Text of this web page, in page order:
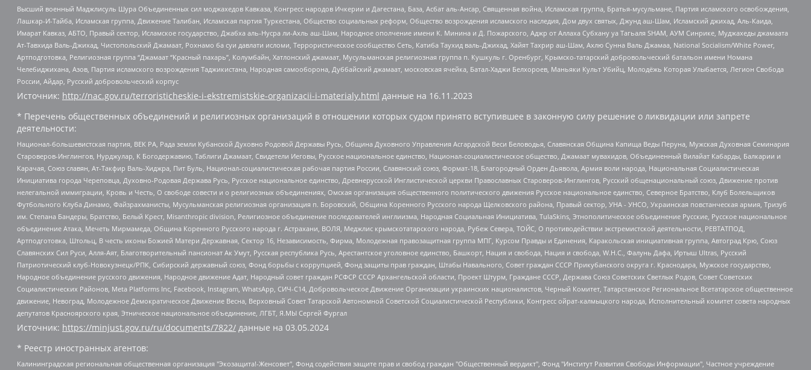
Высший военный Маджлисуль Шура Объединенных сил моджахедов Кавказа, Конгресс народов Ичкерии и Дагестана, База, Асбат аль-Ансар, Священная война, Исламская группа, Братья-мусульмане, Партия исламского освобождения,
Лашкар-И-Тайба, Исламская группа, Движение Талибан, Исламская партия Туркестана, Общество социальных реформ, Общество возрождения исламского наследия, Дом двух святых, Джунд аш-Шам, Исламский джихад, Аль-Каида,
Имарат Кавказ, АБТО, Правый сектор, Исламское государство, Джабха аль-Нусра ли-Ахль аш-Шам, Народное ополчение имени К. Минина и Д. Пожарского, Аджр от Аллаха Субхану уа Тагьаля SHAM, АУМ Синрике, Муджахеды джамаата
Ат-Тавхида Валь-Джихад, Чистопольский Джамаат, Рохнамо ба суи давлати исломи, Террористическое сообщество Сеть, Катиба Таухид валь-Джихад, Хайят Тахрир аш-Шам, Ахлю Сунна Валь Джамаа, National Socialism/White Power,
Артподготовка, Религиозная группа “Джамаат “Красный пахарь”, Колумбайн, Хатлонский джамаат, Мусульманская религиозная группа п. Кушкуль г. Оренбург, Крымско-татарский добровольческий батальон имени Номана
Челебиджихана, Азов, Партия исламского возрождения Таджикистана, Народная самооборона, Дуббайский джамаат, московская ячейка, Батал-Хаджи Белхороев, Маньяки Культ Убийц, Молодёжь Которая Улыбается, Легион Свобода
России, Айдар, Русский добровольческий корпус
Источник: http://nac.gov.ru/terroristicheskie-i-ekstremistskie-organizacii-i-materialy.html данные на 16.11.2023
* Перечень общественных объединений и религиозных организаций в отношении которых судом принято вступившее в законную силу решение о ликвидации или запрете
деятельности:
Национал-большевистская партия, ВЕК РА, Рада земли Кубанской Духовно Родовой Державы Русь, Община Духовного Управления Асгардской Веси Беловодья, Славянская Община Капища Веды Перуна, Мужская Духовная Семинария
Староверов-Инглингов, Нурджулар, К Богодержавию, Таблиги Джамаат, Свидетели Иеговы, Русское национальное единство, Национал-социалистическое общество, Джамаат мувахидов, Объединенный Вилайат Кабарды, Балкарии и
Карачая, Союз славян, Ат-Такфир Валь-Хиджра, Пит Буль, Национал-социалистическая рабочая партия России, Славянский союз, Формат-18, Благородный Орден Дьявола, Армия воли народа, Национальная Социалистическая
Инициатива города Череповца, Духовно-Родовая Держава Русь, Русское национальное единство, Древнерусской Инглистической церкви Православных Староверов-Инглингов, Русский общенациональный союз, Движение против
нелегальной иммиграции, Кровь и Честь, О свободе совести и о религиозных объединениях, Омская организация общественного политического движения Русское национальное единство, Северное Братство, Клуб Болельщиков
Футбольного Клуба Динамо, Файзрахманисты, Мусульманская религиозная организация п. Боровский, Община Коренного Русского народа Щелковского района, Правый сектор, УНА - УНСО, Украинская повстанческая армия, Тризуб
им. Степана Бандеры, Братство, Белый Крест, Misanthropic division, Религиозное объединение последователей инглиизма, Народная Социальная Инициатива, TulaSkins, Этнополитическое объединение Русские, Русское национальное
объединение Атака, Мечеть Мирмамеда, Община Коренного Русского народа г. Астрахани, ВОЛЯ, Меджлис крымскотатарского народа, Рубеж Севера, ТОЙС, О противодействии экстремистской деятельности, РЕВТАТПОД,
Артподготовка, Штольц, В честь иконы Божией Матери Державная, Сектор 16, Независимость, Фирма, Молодежная правозащитная группа МПГ, Курсом Правды и Единения, Каракольская инициативная группа, Автоград Крю, Союз
Славянских Сил Руси, Алля-Аят, Благотворительный пансионат Ак Умут, Русская республика Русь, Арестантское уголовное единство, Башкорт, Нация и свобода, Нация и свобода, W.H.С., Фалунь Дафа, Иртыш Ultras, Русский
Патриотический клуб-Новокузнецк/РПК, Сибирский державный союз, Фонд борьбы с коррупцией, Фонд защиты прав граждан, Штабы Навального, Совет граждан СССР Прикубанского округа г. Краснодара, Мужское государство,
Народное объединение русского движения, Народное движение Адат, Народный совет граждан РСФСР СССР Архангельской области, Проект Штурм, Граждане СССР, Держава Союз Советских Светлых Родов, Совет Советских
Социалистических Районов, Meta Platforms Inc, Facebook, Instagram, WhatsApp, СИЧ-С14, Добровольческое Движение Организации украинских националистов, Черный Комитет, Татарстанское Региональное Всетатарское общественное
движение, Невоград, Молодежное Демократическое Движение Весна, Верховный Совет Татарской Автономной Советской Социалистической Республики, Конгресс ойрат-калмыцкого народа, Исполнительный комитет совета народных
депутатов Красноярского края, Этническое национальное объединение, ЛГБТ, Я.МЫ Сергей Фургал
Источник: https://minjust.gov.ru/ru/documents/7822/ данные на 03.05.2024
* Реестр иностранных агентов:
Калининградская региональная общественная организация "Экозащита!-Женсовет", Фонд содействия защите прав и свобод граждан "Общественный вердикт", Фонд "Институт Развития Свободы Информации", Частное учреждение "Информационное агентство МЕМО. РУ", Региональная общественная организация "Общественная комиссия по сохранению наследия академика Сахарова", Фонд поддержки свободы прессы, Санкт-Петербургская общественная правозащитная организация "Гражданский контроль", Межрегиональная общественная организация "Информационно-просветительский центр "Мемориал", Региональный Фонд "Центр Защиты Прав Средств Массовой Информации", с 05.12.2023 Фонд "Центр Защиты Прав Средств массовой информации", Региональная общественная благотворительная организация помощи беженцам и мигрантам "Гражданское содействие", Негосударственное образовательное учреждение дополнительного профессионального образования (повышение квалификации) специалистов "АКАДЕМИЯ ПО ПРАВАМ ЧЕЛОВЕКА", Свердловская региональная общественная организация "Сутяжник", Автономная некоммерческая организация "Центр независимых социологических исследований", Союз общественных объединений "Российский исследовательский центр по правам человека", Региональное общественное учреждение научно-информационный центр "МЕМОРИАЛ", Некоммерческая организация "Фонд защиты гласности", Автономная некоммерческая организация "Институт прав человека", Городская общественная организация "Екатеринбургское общество "МЕМОРИАЛ", Городская общественная организация "Рязанское историко-просветительское и правозащитное общество "Мемориал" (Рязанский Мемориал), Челябинский региональный орган общественной самодеятельности – женское общественное объединение "Женщины Евразии", Челябинский региональный орган общественной самодеятельности "Уральская правозащитная группа", Фонд содействия защите здоровья и социальной справедливости имени Андрея Рылькова, Автономная Некоммерческая Организация "Аналитический Центр Юрия Левады", Автономная некоммерческая организация социальной поддержки населения "Проект Апрель", Региональная общественная организация помощи женщинам и детям, находящимся в кризисной ситуации "Информационно-методический центр "Анна", Фонд содействия развитию массовых коммуникаций и правовому просвещению "Так-так-Так", Фонд содействия устойчивому развитию "Серебряная тайга", Свердловский региональный общественный фонд социальных проектов "Новое время", "Idel.Реалии", Кавказ.Реалии, Крым.Реалии, Телеканал Настоящее Время, Татаро-башкирская служба Радио Свобода (Azatliq Radiosi), Радио Свободная Европа/Радио Свобода (PCE/PC), "Сибирь.Реалии", "Фактограф", Благотворительный фонд помощи осужденным и их семьям, Автономная некоммерческая организация "Институт глобализации и социальных движений", Фонд "В защиту прав заключенных", Частное учреждение "Центр поддержки и содействия развитию средств массовой информации", Пензенский региональный общественный благотворительный фонд "Гражданский союз", "Север.Реалии", Некоммерческая организация Фонд "Правовая инициатива", Общество с ограниченной ответственностью "Радио Свободная Европа/Радио Свобода", Чешское информационное агентство "MEDIUM-ORIENT", Красноярская региональная общественная организация "Мы против СПИДа", Камалягин Денис Николаевич, Маркелов Сергей Евгеньевич, Пономарев Лев Александрович, Савицкая Людмила Алексеевна, Автономная некоммерческая организация "Центр по работе с проблемой насилия "НАСИЛИЮ.НЕТ", Межрегиональный профессиональный союз работников здравоохранения "Альянс врачей", Юридическое лицо, зарегистрированное в Латвийской Республике, SIA "Medusa Project" (регистрационный номер 40103797863, дата регистрации 10.06.2014), Некоммерческая организация "Фонд по борьбе с коррупцией", Автономная некоммерческая организация "Институт права и публичной политики", Баданин Роман Сергеевич, Гликин Максим Александрович, Железнова Мария Михайловна, Лукьянова Юлия Сергеевна, Маетная Елизавета Витальевна, Маняхин Петр Борисович, Чуракова Ольга Владимировна, Ярош Юлия Петровна, Юридическое лицо "The Insider SIA", зарегистрированное в Риге, Латвийская Республика (дата регистрации 26.06.2015), являющееся администратором доменного имени интернет-издания "The Insider SIA", https://theins.ru, Постернак Алексей Евгеньевич, Рубин Михаил Аркадьевич, Анин Роман Александрович, Юридическое лицо Istories fonds, зарегистрированное в Латвийской Республике (регистрационный номер 50008295751, дата регистрации 24.02.2020), Великовский Дмитрий Александрович, Долинина Ирина Николаевна, Мароховская Алеся Алексеевна, Шлейнов Роман Юрьевич, Шмагун Олеся Валентиновна, Общество с ограниченной ответственностью "Альтаир 2021", Общество с ограниченной ответственностью "Вега 2021", Общество с ограниченной ответственностью "Главный редактор 2021", Общество с ограниченной ответственностью "Ромашки монолит", Важенков Артем Валерьевич, Ивановская областная общественная организация "Центр гендерных исследований", Гурман Юрий Альбертович, Медиапроект "ОВД-Инфо", Егоров Владимир Владимирович, Жилинский Владимир Александрович, Общество с ограниченной ответственностью "ЗП", Иванова София Юрьевна, Карезина Инна Павловна, Кильтау Екатерина Викторовна, Петров Алексей Викторович, Пискунов Сергей Евгеньевич, Смирнов Сергей Сергеевич, Тихонов Михаил Сергеевич, Общество с ограниченной ответственностью "ЖУРНАЛИСТ-ИНОСТРАННЫЙ АГЕНТ", Арапова Галина Юрьевна, Вольтская Татьяна Анатольевна, Американская компания "Mason G.E.S. Anonymous Foundation" (США), являющаяся владельцем интернет-издания https://mnews.world/, Компания "Stichting Bellingcat", зарегистрированная в Нидерландах (дата регистрации 11.07.2018), Захаров Андрей Вячеславович, Клепиковская Екатерина Дмитриевна, Общество с ограниченной ответственностью "МЕМО", Перл Роман Александрович, Симонов Евгений Алексеевич, Соловьева Елена Анатольевна, Сотников Даниил Владимирович, Сурначева Елизавета Дмитриевна, Автономная некоммерческая организация по защите прав человека и информированию населения "Якутия – Наше Мнение", Общество с ограниченной ответственностью "Москоу диджитал медиа", с 26.01.2023 Общество с ограниченной ответственностью "Чайка Белые сады", Ветошкина Валерия Валерьевна, Заговора Максим Александрович, Межрегиональное общественное движение "Российская ЛГБТ - сеть", Оленичев Максим Владимирович, Павлов Иван Юрьевич, Скворцова Елена Сергеевна, Общество с ограниченной ответственностью "Как бы инагент", Кочетков Игорь Викторович, Общество с ограниченной ответственностью "Честные выборы", Еланчик Олег Александрович, Общество с ограниченной ответственностью "Нобелевский призыв", Гималова Регина Эмилевна, Григорьев Андрей Валерьевич, Григорьева Алина Александровна, Ассоциация по содействию защите прав призывников, альтернативнослужащих и военнослужащих "Правозащитная группа "Гражданин.Армия.Право", Хисамова Регина Фаритовна, Автономная некоммерческая организация по реализации социально-правовых программ "Лилит", Дальневосточное общественное движение "Маяк", Санкт-Петербургская ЛГБТ-инициативная группа "Выход", Инициативная группа ЛГБТ+ "Реверс", Алексеев Андрей Викторович, Бекбулатова Таисия Львовна, Беляев Иван Михайлович, Владыкина Елена Сергеевна, Гельман Марат Александрович, Никульшина Вероника Юрьевна, Толоконникова Надежда Андреевна, Шендерович Виктор Анатольевич, Общество с ограниченной ответственностью "Данное сообщение", Общество с ограниченной ответственностью Издательский дом "Новая глава", Айнбиндер Александра Александровна, Московский комьюнити-центр для ЛГБТ+инициатив, Благотворительный фонд развития филантропии, Deutsche Welle (Германия, Kurt-Schumacher-Strasse 3, 53113 Bonn), Борзунова Мария Михайловна, Воробьев Виктор Викторович, Голубева Анна Львовна, Константинова Алла Михайловна, Малкова Ирина Владимировна, Мурадов Мурад Абдулгалимович, Осетинская Елизавета Николаевна, Понасенков Евгений Николаевич, Ганапольский Матвей Юрьевич, Киселев Евгений Алексеевич, Борухович Ирина Григорьевна, Дремин Иван Тимофеевич, Дубровский Дмитрий Викторович, Красноярская региональная общественная организация поддержки и развития альтернативных образовательных технологий и межкультурных коммуникаций "ИНТЕРРА", Маяковская Екатерина Алексеевна, Фейгин Марк Захарович, Филимонов Андрей Викторович, Дзугкоева Регина Николаевна, Доброхотов Роман Александрович, Дудь Юрий Александрович, Елкин Сергей Владимирович, Кругликов Кирилл Игоревич, Сабунаева Мария Леонидовна, Семенов Алексей Владимирович, Шаинян Карен Багратович, Шульман Екатерина Михайловна, Асафьев Артур Валерьевич, Вахштайн Виктор Семенович, Венедиктов Алексей Алексеевич, Лушникова Екатерина Евгеньевна, Волков Леонид Михайлович, Невзоров Александр Глебович, Пархоменко Сергей Борисович, Сироткин Ярослав Николаевич, Кара-Мурза Владимир Владимирович, Баранова Наталья Владимировна, Гозман Леонид Яковлевич, Кагарлицкий Борис Юльевич, Климарев Михаил Валерьевич, Милов Владимир Станиславович, Автономная некоммерческая организация Краснодарский центр современного искусства "Типография", Моргенштерн Алишер Тагирович, Соболь Любовь Эдуардовна, Общество с ограниченной ответственностью "ЛИЗА НОРМ", Каспаров Гарри Кимович, Ходорковский Михаил Борисович, Общество с ограниченной ответственностью "Апрельские тезисы", Данилович Ирина Брониславовна, Кашин Олег Владимирович, Петров Николай Владимирович, Пивоваров Алексей Владимирович, Соколов Михаил Владимирович, Цветкова Юлия Владимировна, Чичваркин Евгений Александрович, Комитет против пыток/Команда против пыток, Общество с ограниченной ответственностью "Первый научный", Общество с ограниченной ответственностью "Вертолет и ко", Белоцерковская Вероника Борисовна, Кац Максим Евгеньевич, Лазарева Татьяна Юрьевна, Шаведдинов Руслан Табризович, Яшин Илья Валерьевич, Общество с ограниченной ответственностью "Иноагент ААВ", Алешковский Дмитрий Петрович, Альбац Евгения Марковна, Быков Дмитрий Львович, Галямина Юлия Евгеньевна, Лойко Сергей Леонидович, Мартынов Кирилл Константинович, Медведев Сергей Александрович, Крашенинников Федор Геннадиевич, Гордеева Катерина Вл